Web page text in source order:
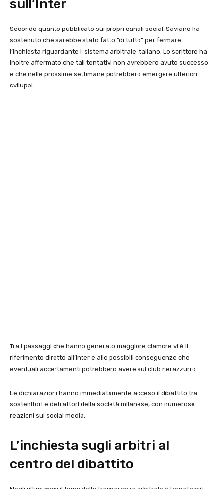
sull’Inter
Secondo quanto pubblicato sui propri canali social, Saviano ha
sostenuto che sarebbe stato fatto “di tutto” per fermare
l’inchiesta riguardante il sistema arbitrale italiano. Lo scrittore ha
inoltre affermato che tali tentativi non avrebbero avuto successo
e che nelle prossime settimane potrebbero emergere ulteriori
sviluppi.
Tra i passaggi che hanno generato maggiore clamore vi è il
riferimento diretto all’Inter e alle possibili conseguenze che
eventuali accertamenti potrebbero avere sul club nerazzurro.
Le dichiarazioni hanno immediatamente acceso il dibattito tra
sostenitori e detrattori della società milanese, con numerose
reazioni sui social media.
L’inchiesta sugli arbitri al
centro del dibattito